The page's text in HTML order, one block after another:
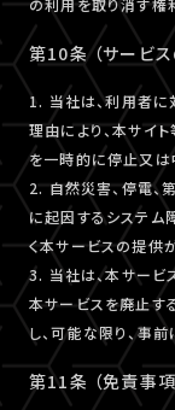
の利用を取り消す権
第10条 （サービス
1. 当社は、利用者に
理由により、本サイ
を一時的に停止又は
2. 自然災害、停電、
に起因するシステム
く本サービスの提供
3. 当社は、本サービ
本サービスを廃止す
し、可能な限り、事
第11条 （免責事項